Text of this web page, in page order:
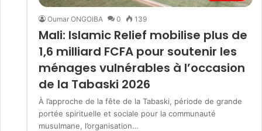
Oumar ONGOIBA 0 139
Mali: Islamic Relief mobilise plus de
1,6 milliard FCFA pour soutenir les
ménages vulnérables à l’occasion
de la Tabaski 2026
À l’approche de la fête de la Tabaski, période de grande
portée spirituelle et sociale pour la communauté
musulmane, l’organisation…